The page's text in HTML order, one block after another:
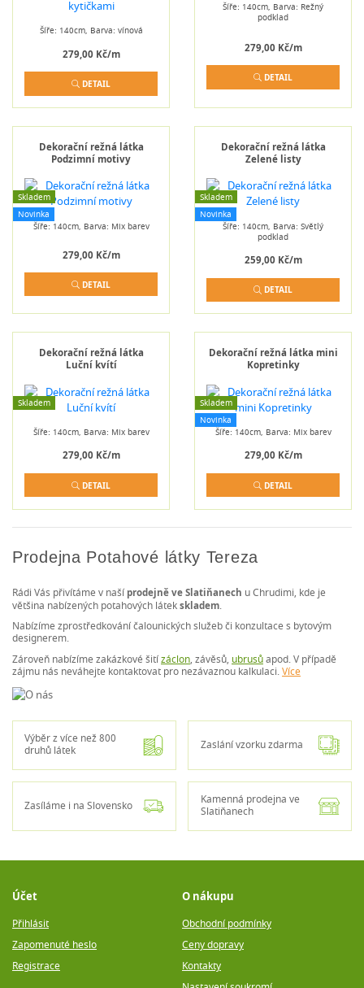
Šíře: 140cm, Barva: vínová
279,00 Kč/m
DETAIL
Šíře: 140cm, Barva: Režný
podklad
279,00 Kč/m
DETAIL
Dekorační režná látka
Podzimní motivy
Skladem
Novinka
Šíře: 140cm, Barva: Mix barev
279,00 Kč/m
DETAIL
Dekorační režná látka
Zelené listy
Skladem
Novinka
Šíře: 140cm, Barva: Světlý
podklad
259,00 Kč/m
DETAIL
Dekorační režná látka
Luční kvítí
Skladem
Šíře: 140cm, Barva: Mix barev
279,00 Kč/m
DETAIL
Dekorační režná látka mini
Kopretinky
Skladem
Novinka
Šíře: 140cm, Barva: Mix barev
279,00 Kč/m
DETAIL
Prodejna Potahové látky Tereza
Rádi Vás přivítáme v naší prodejně ve Slatiňanech u Chrudimi, kde je
většina nabízených potahových látek skladem.
Nabízíme zprostředkování čalounických služeb či konzultace s bytovým
designerem.
Zároveň nabízíme zakázkové šitízáclon, závěsů, ubrusůapod. V případě
zájmu nás neváhejte kontaktovat pro nezávaznou kalkulaci.Více
Výběr z více než 800
druhů látek
Zaslání vzorku zdarma
Zasíláme i na Slovensko
Kamenná prodejna ve
Slatiňanech
Účet
Přihlásit
Zapomenuté heslo
Registrace
O nákupu
Obchodní podmínky
Ceny dopravy
Kontakty